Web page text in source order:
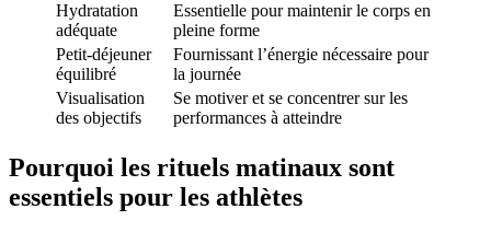
Hydratation
adéquate
Essentielle pour maintenir le corps en
pleine forme
Petit-déjeuner
équilibré
Fournissant l’énergie nécessaire pour
la journée
Visualisation
des objectifs
Se motiver et se concentrer sur les
performances à atteindre
Pourquoi les rituels matinaux sont
essentiels pour les athlètes